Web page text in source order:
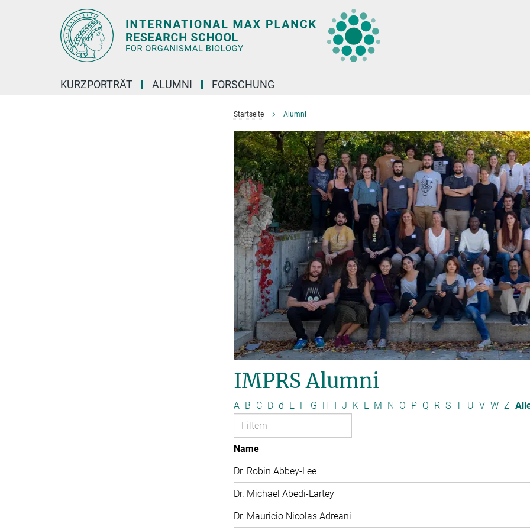
KURZPORTRÄT ALUMNI FORSCHUNG
Startseite Alumni
IMPRS Alumni
A B C D d E F G H I J K L M N O P Q R S T U V W Z
Name
Dr. Robin Abbey-Lee
Dr. Michael Abedi-Lartey
Dr. Mauricio Nicolas Adreani